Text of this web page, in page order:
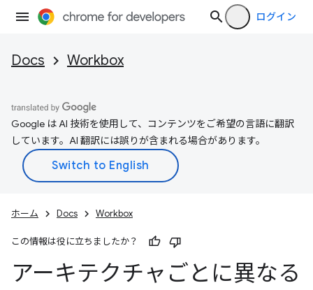
ログイン
Docs Workbox
Google は AI 技術を使用して、コンテンツをご希望の言語に翻訳
しています。AI 翻訳には誤りが含まれる場合があります。
ホーム Docs Workbox
この情報は役に立ちましたか？
アーキテクチャごとに異なる